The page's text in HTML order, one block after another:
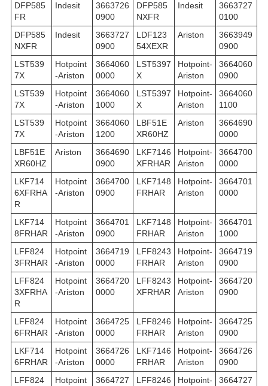
DFP585
FR
Indesit
3663726
0900
DFP585
NXFR
Indesit
3663727
0100
DFP585
NXFR
Indesit
3663727
0900
LDF123
54XEXR
Ariston
3663949
0900
LST539
7X
Hotpoint
-Ariston
3664060
0000
LST5397
X
Hotpoint-
Ariston
3664060
0900
LST539
7X
Hotpoint
-Ariston
3664060
1000
LST5397
X
Hotpoint-
Ariston
3664060
1100
LST539
7X
Hotpoint
-Ariston
3664060
1200
LBF51E
XR60HZ
Ariston
3664690
0000
LBF51E
XR60HZ
Ariston
3664690
0900
LKF7146
XFRHAR
Hotpoint-
Ariston
3664700
0000
LKF714
6XFRHA
R
Hotpoint
-Ariston
3664700
0900
LKF7148
FRHAR
Hotpoint-
Ariston
3664701
0000
LKF714
8FRHAR
Hotpoint
-Ariston
3664701
0900
LKF7148
FRHAR
Hotpoint-
Ariston
3664701
1000
LFF824
3FRHAR
Hotpoint
-Ariston
3664719
0000
LFF8243
FRHAR
Hotpoint-
Ariston
3664719
0900
LFF824
3XFRHA
R
Hotpoint
-Ariston
3664720
0000
LFF8243
XFRHAR
Hotpoint-
Ariston
3664720
0900
LFF824
6FRHAR
Hotpoint
-Ariston
3664725
0000
LFF8246
FRHAR
Hotpoint-
Ariston
3664725
0900
LKF714
6FRHAR
Hotpoint
-Ariston
3664726
0000
LKF7146
FRHAR
Hotpoint-
Ariston
3664726
0900
LFF824
Hotpoint
3664727
LFF8246
Hotpoint-
3664727